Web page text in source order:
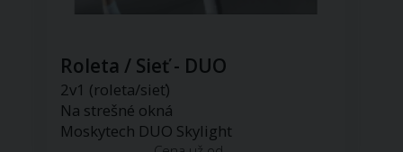
Roleta / Sieť - DUO
2v1 (roleta/sieť)
Na strešné okná
Moskytech DUO Skylight